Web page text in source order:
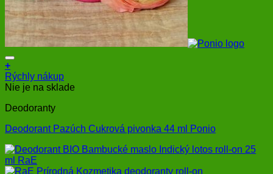
+
Rýchly nákup
Nie je na sklade
Deodoranty
Deodorant Pazúch Cukrová pivonka 44 ml Ponio